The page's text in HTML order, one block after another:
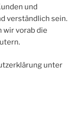
und
verständlich sein.
wir vorab die
unter